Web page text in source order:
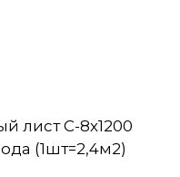
лист С-8х1200
(1шт=2,4м2)